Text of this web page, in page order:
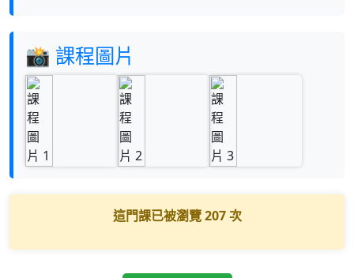
📸 課程圖片
這門課已被瀏覽207次